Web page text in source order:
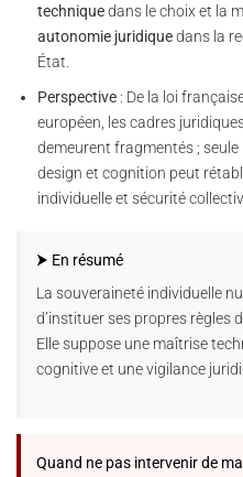
techniquedans le choix et la
autonomie juridiquedans la
État.
Perspective: De la loi
européen, les cadres
demeurent fragmentés ;
design et cognition peut
individuelle et sécurité
⮞ En résumé
La souveraineté individuelle
d’instituer ses propres règles
Elle suppose une maîtrise
cognitive et une vigilance
Quand ne pas intervenir de